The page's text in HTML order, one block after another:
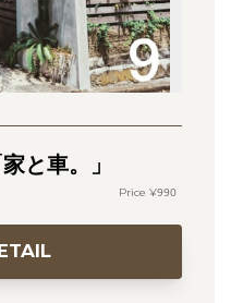
と車。」
990